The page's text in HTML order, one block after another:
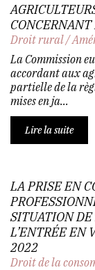
Droit rural/
La Commission
accordant aux
partielle de la
mises en ja...
Lire la suite
LA PRISE EN
SITUATION
L’ENTRÉE EN
2022
Droit de la